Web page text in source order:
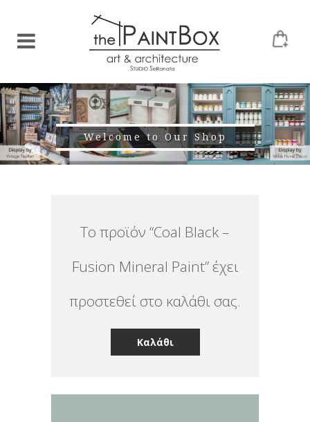
Welcome to Our Shop
Το προϊόν “Coal Black –
Fusion Mineral Paint” έχει
προστεθεί στο καλάθι σας.
Καλάθι